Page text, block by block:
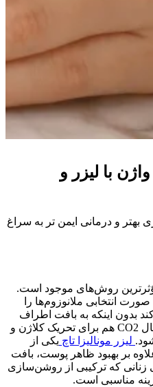
با لیزر و
بهتر و درمانی ایمن تر به سراغ
روش‌های موجود است.
نانومتر به صورت انتخابی ملانوزوم‌ها را
بدون اینکه به بافت اطراف
آسیب برساندهمچنین لیزر فراکشنال CO2 هم برای تحریک کلاژن و
لیزر مونالیزا تاچ یکی از
بر بهبود ظاهر پوست، بافت
زنانی که ترکیبی از روشن‌سازی
مناسبی است.